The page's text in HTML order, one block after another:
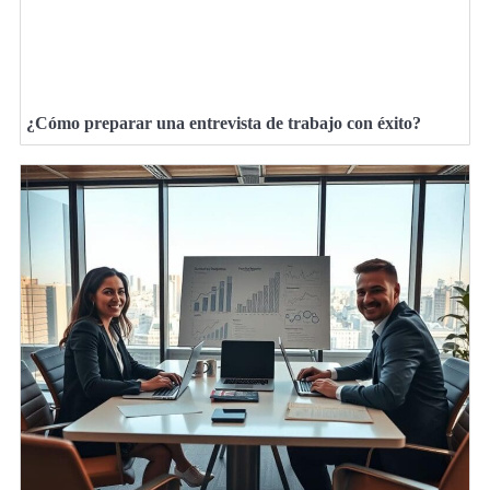
¿Cómo preparar una entrevista de trabajo con éxito?